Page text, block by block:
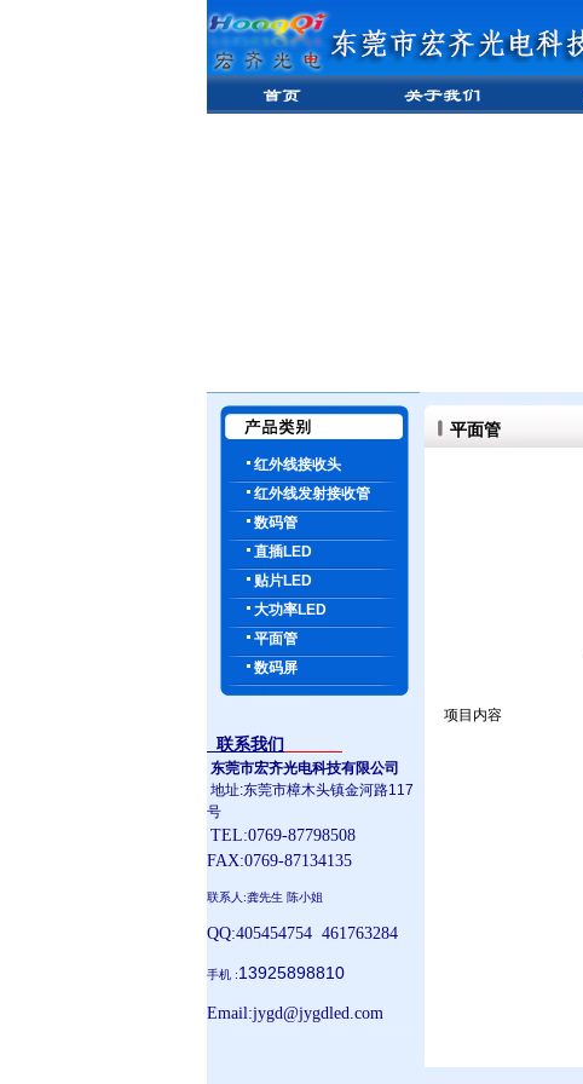
红外线接收头
红外线发射接收管
数码管
直插LED
贴片LED
大功率LED
平面管
数码屏
联系我们
东莞市宏齐光电科技有限公司
地址:东莞市樟木头镇金河路117
号
TEL:0769-87798508
FAX:0769-87134135
联系人:龚先生 陈小姐
QQ:405454754 461763284
手机 :13925898810
Email:jygd@jygdled.com
平面管
项目内容